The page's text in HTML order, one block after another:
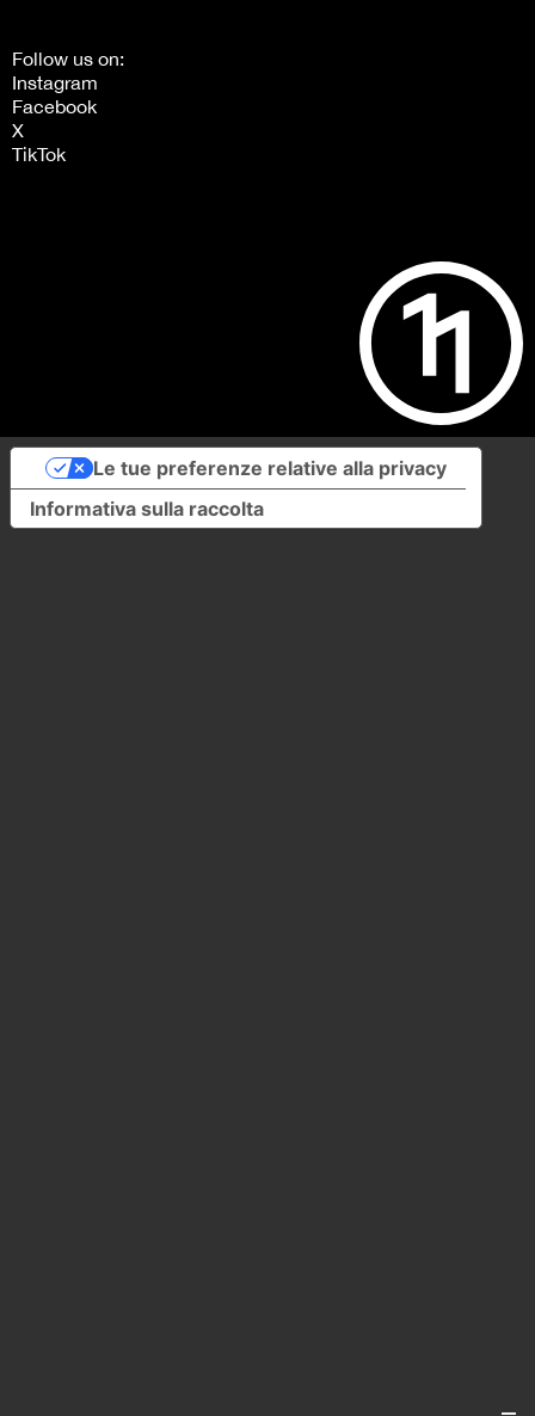
Follow us on:
Instagram
Facebook
X
TikTok
Informativa sulla raccolta
Le tue preferenze relative alla privacy